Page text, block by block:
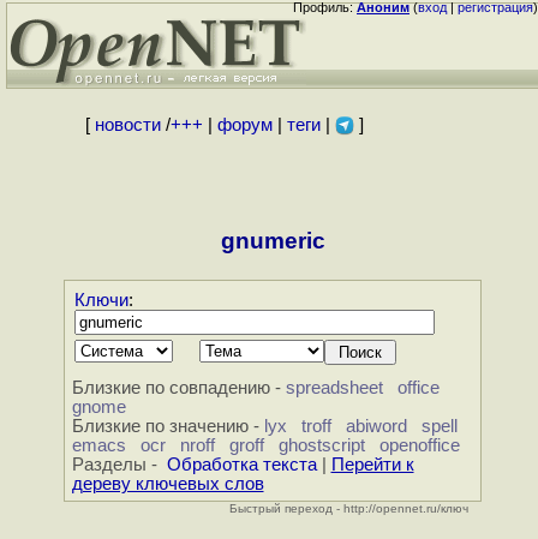
Профиль:Аноним(вход|регистрация)
[ новости/+++ форум| теги| ]
gnumeric
Ключи:
Близкие по совпадению - spreadsheet
office
gnome
Близкие по значению - lyx troff abiword
spell
emacs
ocr nroff groff ghostscript
openoffice
Разделы - Обработка текста|
Перейти к
дереву ключевых слов
Быстрый переход - http://opennet.ru/ключ